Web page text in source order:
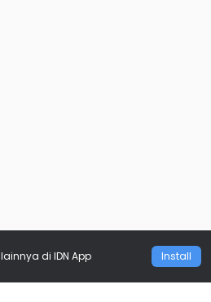
lainnya di IDN App Install